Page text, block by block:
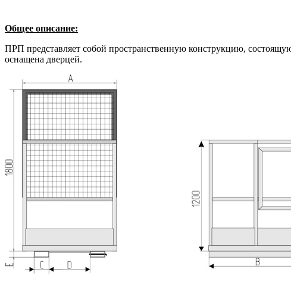
Общее описание:
ПРП представляет собой пространственную конструкцию,
оснащена дверцей.